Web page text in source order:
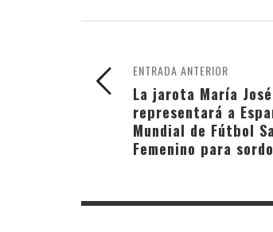
ENTRADA ANTERIOR
La jarota María
representará a
Mundial de Fútbol
Femenino para